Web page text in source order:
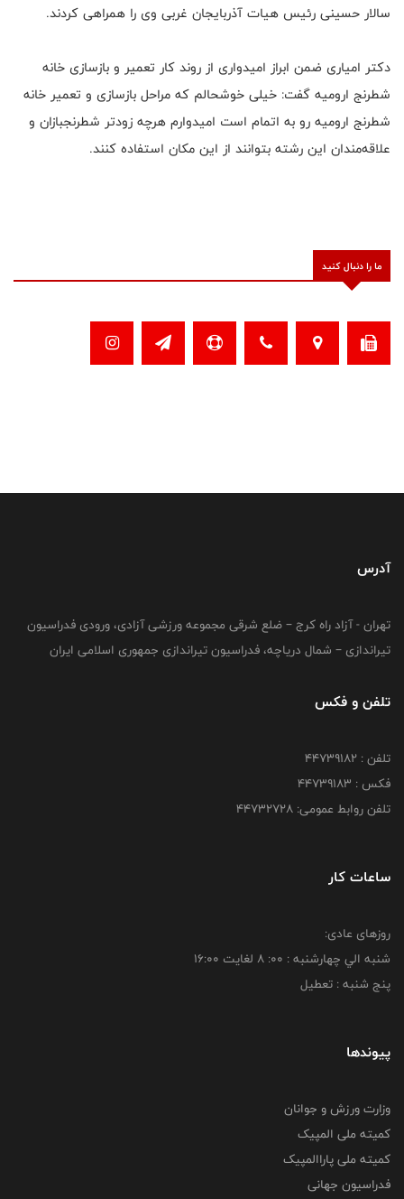
سالار حسینی رئیس هیات آذربایجان غربی وی را همراهی کردند.
دکتر امیاری ضمن ابراز امیدواری از روند کار تعمیر و بازسازی خانه
شطرنج ارومیه گفت: خیلی خوشحالم که مراحل بازسازی و تعمیر خانه
شطرنج ارومیه رو به اتمام است امیدوارم هرچه زودتر شطرنجبازان و
علاقه‌مندان این رشته بتوانند از این مکان استفاده کنند.
ما را دنبال کنید
آدرس
تهران - آزاد راه کرج – ضلع شرقی مجموعه ورزشی آزادی، ورودی فدراسیون
تیراندازی – شمال دریاچه، فدراسیون تیراندازی جمهوری اسلامی ایران
تلفن و فکس
تلفن : ۴۴۷۳۹۱۸۲
فکس : ۴۴۷۳۹۱۸3
تلفن روابط عمومی: ۴۴۷۳۲۷۲۸
ساعات کار
روزهای عادی:
شنبه الي چهارشنبه : 00: 8 لغايت 16:00
پنج شنبه : تعطیل
پیوندها
وزارت ورزش و جوانان
کمیته ملی المپیک
کمیته ملی پاراالمپیک
فدراسیون جهانی